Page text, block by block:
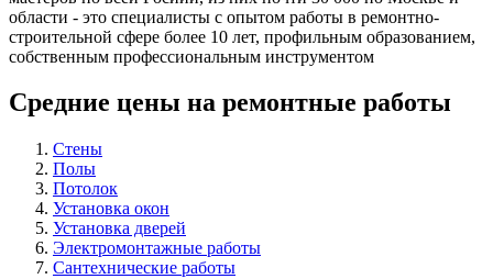
области - это специалисты с опытом работы в ремонтно-
строительной сфере более 10 лет, профильным образованием,
собственным профессиональным инструментом
Средние цены на ремонтные работы
Стены
Полы
Потолок
Установка окон
Установка дверей
Электромонтажные работы
Сантехнические работы